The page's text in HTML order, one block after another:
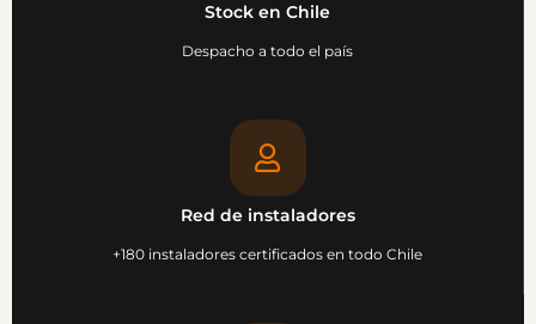
Stock en Chile
Despacho a todo el país
Red de instaladores
+180 instaladores certificados en todo Chile